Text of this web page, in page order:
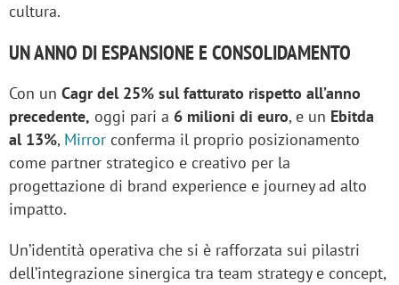
cultura.
UN ANNO DI ESPANSIONE E CONSOLIDAMENTO
Con un Cagr del 25% sul fatturato rispetto all’anno
precedente, oggi pari a 6 milioni di euro, e un Ebitda
al 13%, Mirror conferma il proprio posizionamento
come partner strategico e creativo per la
progettazione di brand experience e journey ad alto
impatto.
Un’identità operativa che si è rafforzata sui pilastri
dell’integrazione sinergica tra team strategy e concept,